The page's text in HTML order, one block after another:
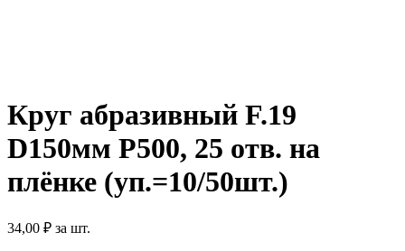
Круг абразивный F.19
D150мм P500, 25 отв. на
плёнке (уп.=10/50шт.)
34,00 ₽ за шт.